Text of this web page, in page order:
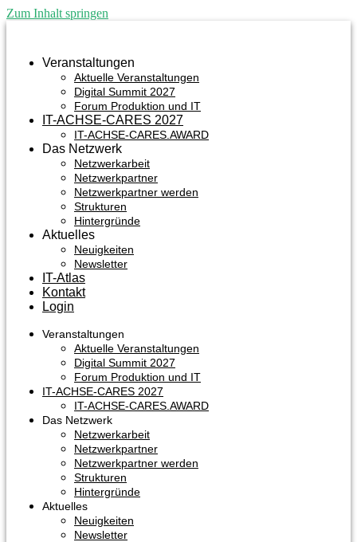
Zum Inhalt springen
Veranstaltungen
Aktuelle Veranstaltungen
Digital Summit 2027
Forum Produktion und IT
IT-ACHSE-CARES 2027
IT-ACHSE-CARES.AWARD
Das Netzwerk
Netzwerkarbeit
Netzwerkpartner
Netzwerkpartner werden
Strukturen
Hintergründe
Aktuelles
Neuigkeiten
Newsletter
IT-Atlas
Kontakt
Login
Veranstaltungen
Aktuelle Veranstaltungen
Digital Summit 2027
Forum Produktion und IT
IT-ACHSE-CARES 2027
IT-ACHSE-CARES.AWARD
Das Netzwerk
Netzwerkarbeit
Netzwerkpartner
Netzwerkpartner werden
Strukturen
Hintergründe
Aktuelles
Neuigkeiten
Newsletter